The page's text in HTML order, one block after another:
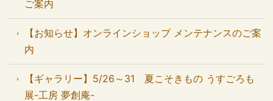
ご案内
【お知らせ】オンラインショップ メンテナンスのご案
内
【ギャラリー】5/26～31 夏こそきもの うすごろも
展-工房 夢創庵-